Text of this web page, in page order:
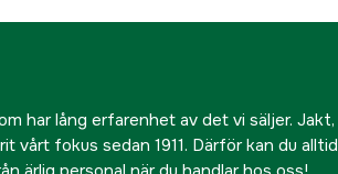
har lång erfarenhet av det vi säljer. Jakt,
vårt fokus sedan 1911. Därför kan du alltid